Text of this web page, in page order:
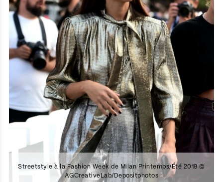
Streetstyle à la Fashion Week de Milan Printemps/Été 2019 ©
AGCreativeLab/Depositphotos